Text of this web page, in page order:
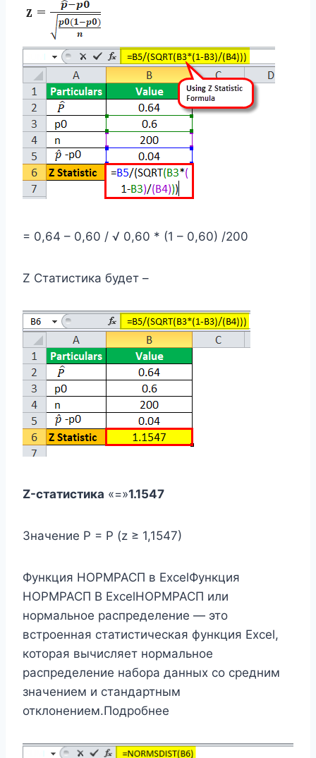
= 0,64 – 0,60 / √ 0,60 * (1 – 0,60) /200
Z Статистика будет –
Z-статистика «=»1.1547
Значение P = P (z ≥ 1,1547)
Функция НОРМРАСП в ExcelФункция
НОРМРАСП В ExcelНОРМРАСП или
нормальное распределение — это
встроенная статистическая функция Excel,
которая вычисляет нормальное
распределение набора данных со средним
значением и стандартным
отклонением.Подробнее